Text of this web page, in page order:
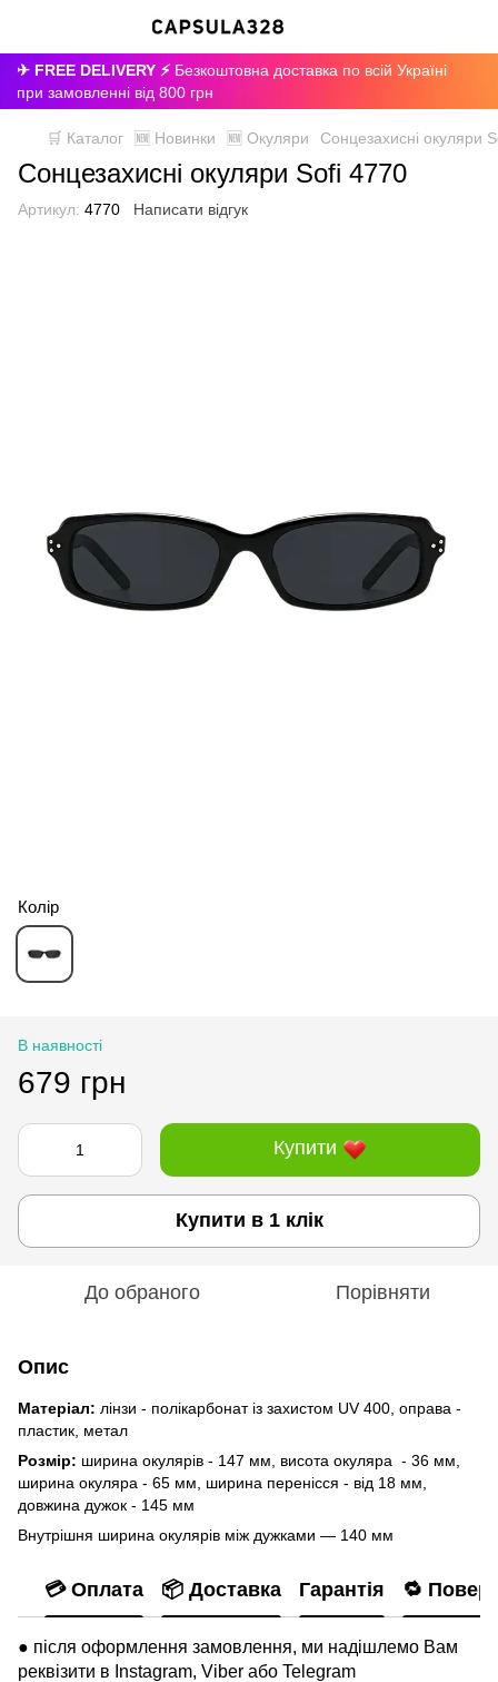
✈ FREE DELIVERY ⚡ Безкоштовна доставка по всій Україні
при замовленні від 800 грн
🛒 Каталог 🆕 Новинки 🆕 Окуляри Сонцезахисні окуляри
Сонцезахисні окуляри Sofi 4770
Артикул: 4770 Написати відгук
Колір
В наявності
679 грн
Купити
Купити в 1 клік
До обраного Порівняти
Опис
Матеріал: лінзи - полікарбонат із захистом UV 400, оправа -
пластик, метал
Розмір: ширина окулярів - 147 мм, висота окуляра - 36 мм,
ширина окуляра - 65 мм, ширина перенісся - від 18 мм,
довжина дужок - 145 мм
Внутрішня ширина окулярів між дужками — 140 мм
💳 Оплата 📦 Доставка Гарантія 🔁
● після оформлення замовлення, ми надішлемо Вам
реквізити в Instagram, Viber або Telegram